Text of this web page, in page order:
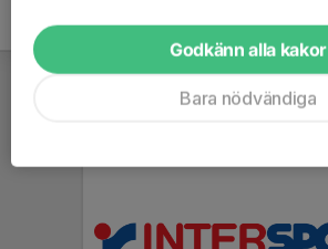
Godkänn alla kakor
Bara nödvändiga